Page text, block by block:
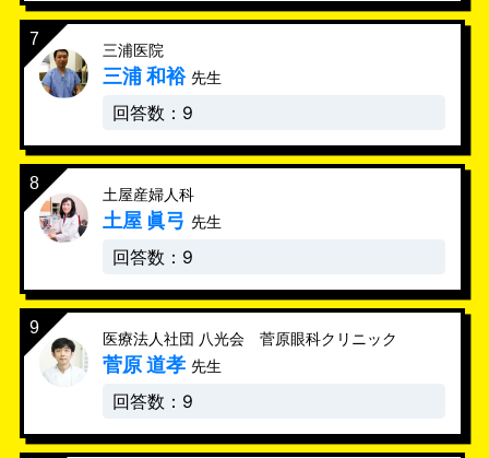
三浦医院
三浦 和裕 先生
回答数：9
土屋産婦人科
土屋 眞弓 先生
回答数：9
医療法人社団 八光会 菅原眼科クリニック
菅原 道孝 先生
回答数：9